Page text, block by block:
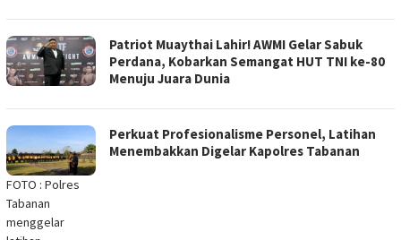
Patriot Muaythai Lahir! AWMI Gelar Sabuk
Perdana, Kobarkan Semangat HUT TNI ke-80
Menuju Juara Dunia
FOTO : Polres
Tabanan
menggelar
Perkuat Profesionalisme Personel, Latihan
Menembakkan Digelar Kapolres Tabanan